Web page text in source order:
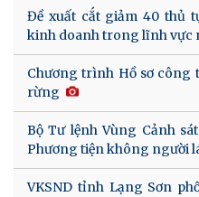
Đề xuất cắt giảm 40 thủ
kinh doanh trong lĩnh vực
Chương trình Hồ sơ công
rừng
Bộ Tư lệnh Vùng Cảnh
Phương tiện không người
VKSND tỉnh Lạng Sơn